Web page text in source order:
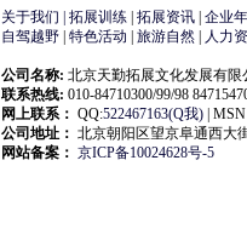
关于我们 | 拓展训练| 拓展资讯| 企业
自驾越野| 特色活动 旅游自然| 人力
公司名称: 北京天勤拓展文化发展有限
联系热线: 010-84710300/99/98
网上联系： QQ:522467163(Q我)|
公司地址： 北京朝阳区望京阜通西大
网站备案： 京ICP备10024628号-5